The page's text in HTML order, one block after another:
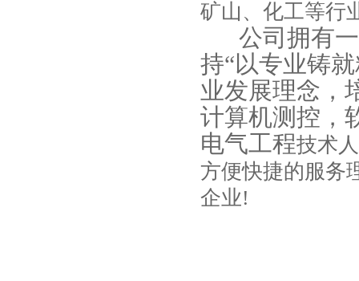
矿山、化工等行
公司拥有一
持“以专业铸
业发展理念，
计算机测控，
电气工程技术
方便快捷的服务
企业!